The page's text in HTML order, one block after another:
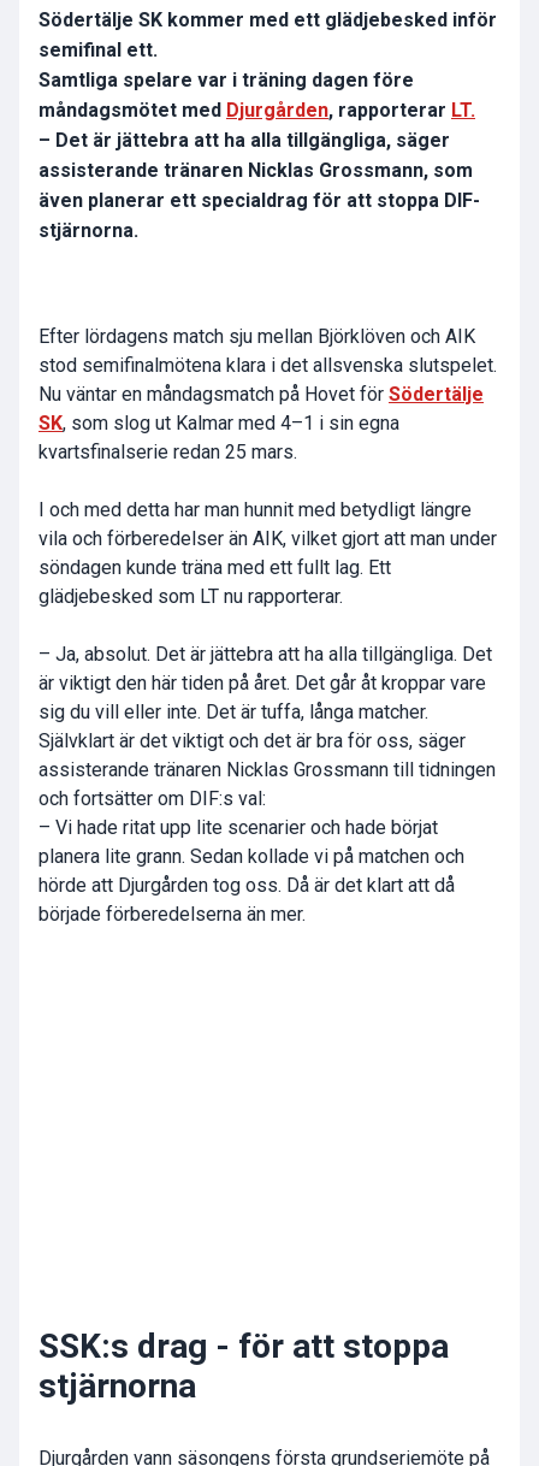
Södertälje SK kommer med ett glädjebesked inför
semifinal ett.
Samtliga spelare var i träning dagen före
måndagsmötet med Djurgården, rapporterar LT.
– Det är jättebra att ha alla tillgängliga, säger
assisterande tränaren Nicklas Grossmann, som
även planerar ett specialdrag för att stoppa DIF-
stjärnorna.
Efter lördagens match sju mellan Björklöven och AIK
stod semifinalmötena klara i det allsvenska slutspelet.
Nu väntar en måndagsmatch på Hovet för Södertälje
SK, som slog ut Kalmar med 4–1 i sin egna
kvartsfinalserie redan 25 mars.
I och med detta har man hunnit med betydligt längre
vila och förberedelser än AIK, vilket gjort att man under
söndagen kunde träna med ett fullt lag. Ett
glädjebesked som LT nu rapporterar.
– Ja, absolut. Det är jättebra att ha alla tillgängliga. Det
är viktigt den här tiden på året. Det går åt kroppar vare
sig du vill eller inte. Det är tuffa, långa matcher.
Självklart är det viktigt och det är bra för oss, säger
assisterande tränaren Nicklas Grossmann till tidningen
och fortsätter om DIF:s val:
– Vi hade ritat upp lite scenarier och hade börjat
planera lite grann. Sedan kollade vi på matchen och
hörde att Djurgården tog oss. Då är det klart att då
började förberedelserna än mer.
SSK:s drag - för att stoppa
stjärnorna
Djurgården vann säsongens första grundseriemöte på